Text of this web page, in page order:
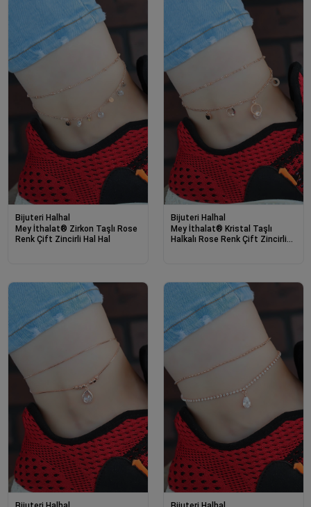
Bijuteri Halhal
Mey İthalat® Zirkon Taşlı Rose
Renk Çift Zincirli Hal Hal
Bijuteri Halhal
Mey İthalat® Kristal Taşlı
Halkalı Rose Renk Çift Zincirli